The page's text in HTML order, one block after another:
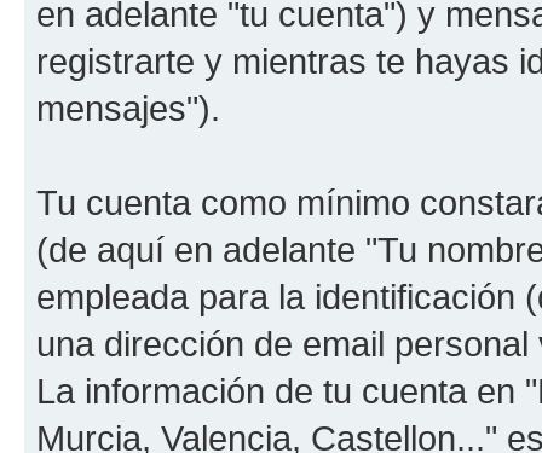
en adelante "tu cuenta") y
registrarte y mientras te hayas
mensajes").
Tu cuenta como mínimo
(de aquí en adelante "Tu
empleada para la identificación
una dirección de email
La información de tu cuenta en
Murcia, Valencia, Castellon..."